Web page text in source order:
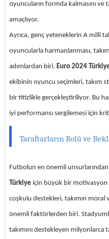
oyuncuların formda kalmasını ve
amaçlıyor.
Ayrıca, genç yeteneklerin A milli
oyuncularla harmanlanması,
adımlardan biri. Euro 2024
ekibinin oyuncu seçimleri, takım
bir titizlikle gerçekleştiriliyor. Bu
iyi performansı sergilemesi için
Taraftarların Rolü ve
Futbolun en önemli
Türkiye için büyük bir motivasyon
coşkulu destekleri, takımın moral
önemli faktörlerden biri.
takımını destekleyen